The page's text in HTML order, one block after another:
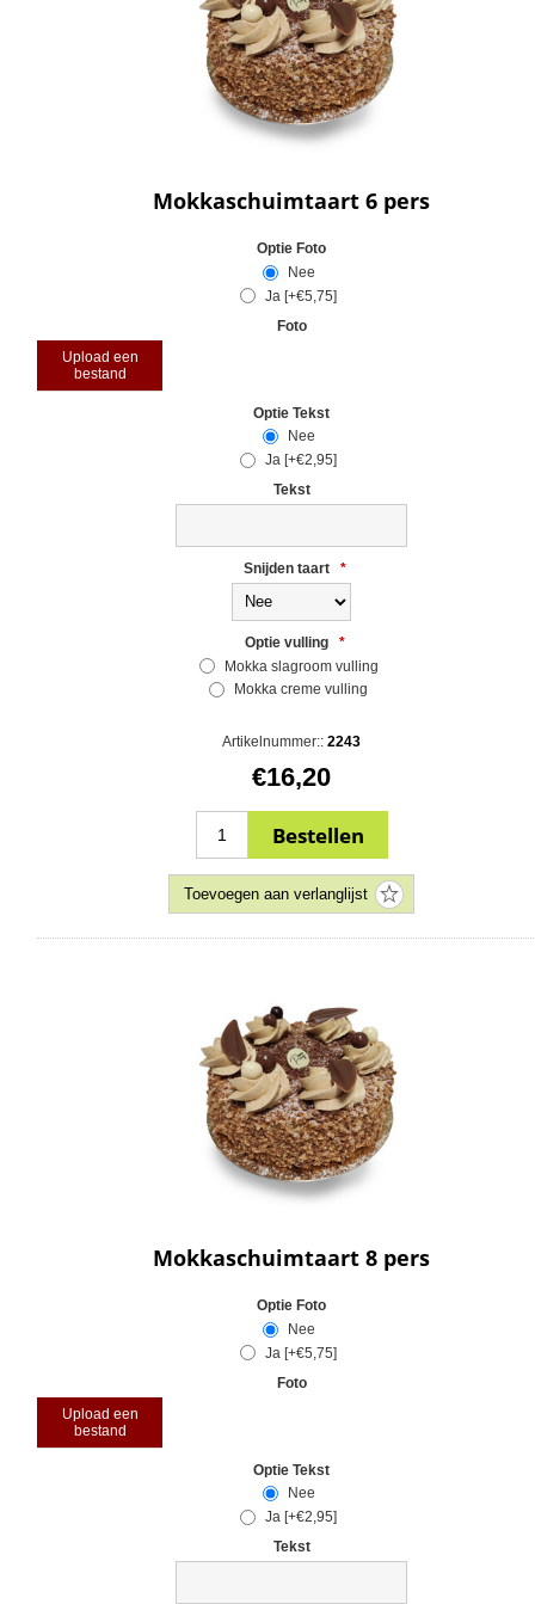
Mokkaschuimtaart 6 pers
Optie Foto
Nee
Ja [+€5,75]
Foto
Upload een
bestand
Optie Tekst
Nee
Ja [+€2,95]
Tekst
Snijden taart *
Optie vulling
*
Mokka slagroom vulling
Mokka creme vulling
Artikelnummer:: 2243
€16,20
Mokkaschuimtaart 8 pers
Optie Foto
Nee
Ja [+€5,75]
Foto
Upload een
bestand
Optie Tekst
Nee
Ja [+€2,95]
Tekst